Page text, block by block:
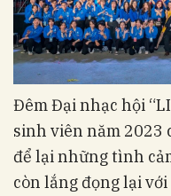
Đêm Đại nhạc hội
sinh viên năm 2023
để lại những tình
còn lắng đọng lại